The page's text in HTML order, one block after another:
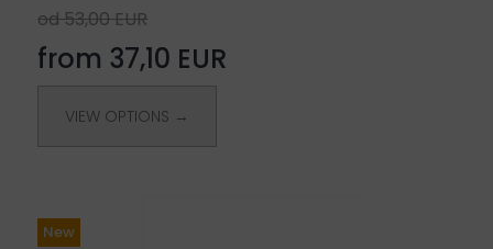
od 53,00 EUR
from 37,10 EUR
VIEW OPTIONS →
New